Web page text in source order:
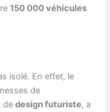
150 000 véhicules
isolé. En effet, le
de
dedesign futuriste, a